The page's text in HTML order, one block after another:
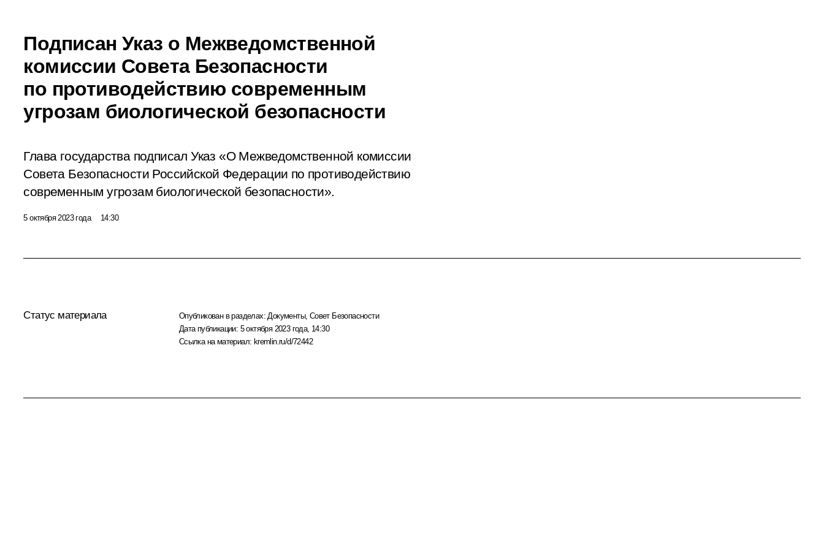
Подписан Указ о Межведомственной
комиссии Совета Безопасности
по противодействию современным
угрозам биологической безопасности
Глава государства подписал Указ «О Межведомственной комиссии
Совета Безопасности Российской Федерации по противодействию
современным угрозам биологической безопасности».
5 октября 2023 года 14:30
Статус материала Опубликован в разделах: Документы, Совет Безопасности
Дата публикации: 5 октября 2023 года, 14:30
Ссылка на материал: kremlin.ru/d/72442